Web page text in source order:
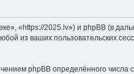
«https://2025.lv») и phpBB (в
из ваших пользовательских
phpBB определённого числа